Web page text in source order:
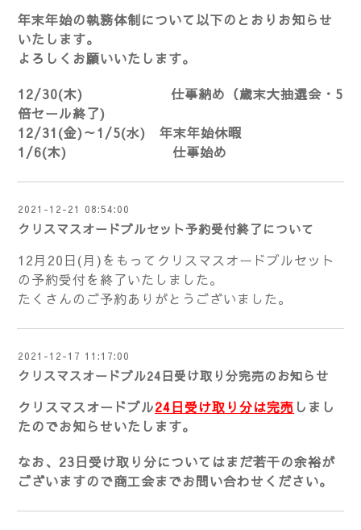
年末年始の執務体制について以下のとおりお知らせ
いたします。
よろしくお願いいたします。
12/30(木) 仕事納め（歳末大抽選会・5
倍セール終了)
12/31(金)～1/5(水) 年末年始休暇
1/6(木) 仕事始め
2021-12-21 08:54:00
クリスマスオードブルセット予約受付終了について
12月20日(月)をもってクリスマスオードブルセット
の予約受付を終了いたしました。
たくさんのご予約ありがとうございました。
2021-12-17 11:17:00
クリスマスオードブル24日受け取り分完売のお知らせ
クリスマスオードブル24日受け取り分は完売 しまし
たのでお知らせいたします。
なお、23日受け取り分についてはまだ若干の余裕が
ございますので商工会までお問い合わせください。